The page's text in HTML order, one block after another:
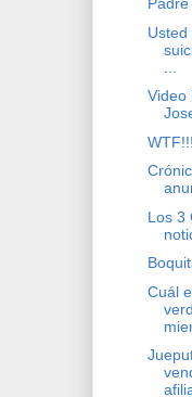
Usted
Video
Los 3
Cuál